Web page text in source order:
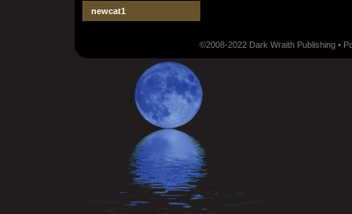
newcat1
©2008-2022 Dark Wraith Publishing •